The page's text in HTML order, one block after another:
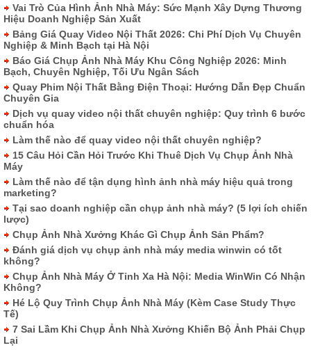
Vai Trò Của Hình Ảnh Nhà Máy: Sức Mạnh Xây Dựng Thương
Hiệu Doanh Nghiệp Sản Xuất
Bảng Giá Quay Video Nội Thất 2026: Chi Phí Dịch Vụ Chuyên
Nghiệp & Minh Bạch tại Hà Nội
Báo Giá Chụp Ảnh Nhà Máy Khu Công Nghiệp 2026: Minh
Bạch, Chuyên Nghiệp, Tối Ưu Ngân Sách
Quay Phim Nội Thất Bằng Điện Thoại: Hướng Dẫn Đẹp Chuẩn
Chuyên Gia
Dịch vụ quay video nội thất chuyên nghiệp: Quy trình 6 bước
chuẩn hóa
Làm thế nào để quay video nội thất chuyên nghiệp?
15 Câu Hỏi Cần Hỏi Trước Khi Thuê Dịch Vụ Chụp Ảnh Nhà
Máy
Làm thế nào để tận dụng hình ảnh nhà máy hiệu quả trong
marketing?
Tại sao doanh nghiệp cần chụp ảnh nhà máy? (5 lợi ích chiến
lược)
Chụp Ảnh Nhà Xưởng Khác Gì Chụp Ảnh Sản Phẩm?
Đánh giá dịch vụ chụp ảnh nhà máy media winwin có tốt
không?
Chụp Ảnh Nhà Máy Ở Tỉnh Xa Hà Nội: Media WinWin Có Nhận
Không?
Hé Lộ Quy Trình Chụp Ảnh Nhà Máy (Kèm Case Study Thực
Tế)
7 Sai Lầm Khi Chụp Ảnh Nhà Xưởng Khiến Bộ Ảnh Phải Chụp
Lại